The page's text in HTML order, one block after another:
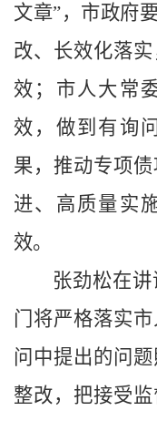
文章”，市政府
改、长效化落
效；市人大常
效，做到有询
果，推动专项
进、高质量实
效。
张劲松在
门将严格落实
问中提出的问
整改，把接受监